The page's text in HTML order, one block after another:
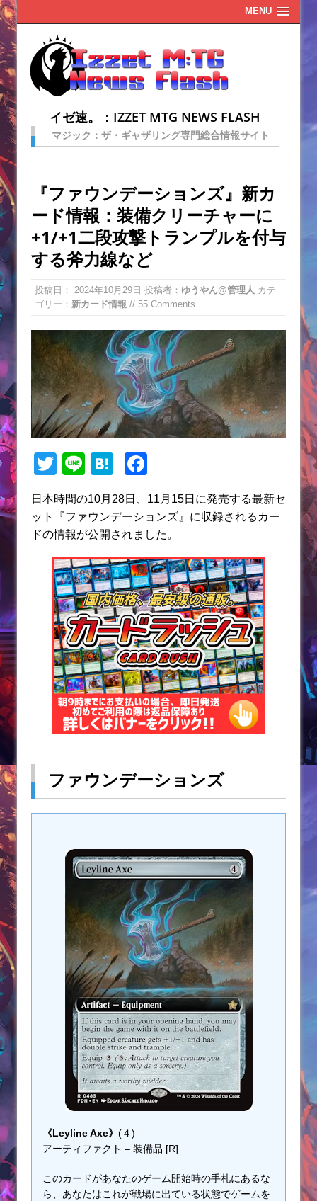
MENU
イゼ速。：IZZET MTG NEWS FLASH
マジック：ザ・ギャザリング専門総合情報サイト
『ファウンデーションズ』新カ
ード情報：装備クリーチャーに
+1/+1二段攻撃トランプルを付与
する斧力線など
投稿日： 2024年10月29日 投稿者： ゆうやん@管理人 カテ
ゴリー： 新カード情報 // 55 Comments
T
w
itt
er
Li
e
H
at
e
n
a
c
e
b
o
o
k
日本時間の10月28日、11月15日に発売する最新セ
ット『ファウンデーションズ』に収録されるカー
ドの情報が公開されました。
ファウンデーションズ
《Leyline Axe》 (４)
アーティファクト – 装備品 [R]
このカードがあなたのゲーム開始時の手札にあるな
ら、あなたはこれが戦場に出ている状態でゲームを